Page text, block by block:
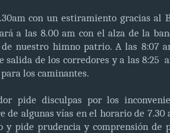
con un estiramiento gracias al
a las 8.00 am con el alza de la
nuestro himno patrio. A las 8:07
salida de los corredores y a las 8:25
los caminantes.
pide disculpas por los
de algunas vías en el horario de 7.30
y pide prudencia y comprensión de